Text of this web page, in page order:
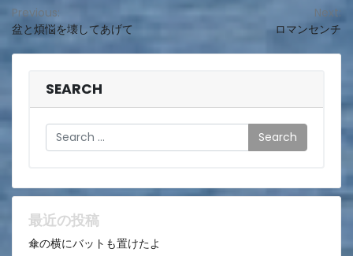
投
稿
ナ
ゲ
ョ
ン
Previous:
盆と煩悩を壊してあげて
Next:
ロマンセンチ
SEARCH
Search
最近の投稿
傘の横にバットも置けたよ